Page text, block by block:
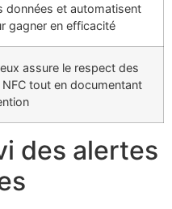
données et automatisent
gagner en efficacité
assure le respect des
tout en documentant
des alertes